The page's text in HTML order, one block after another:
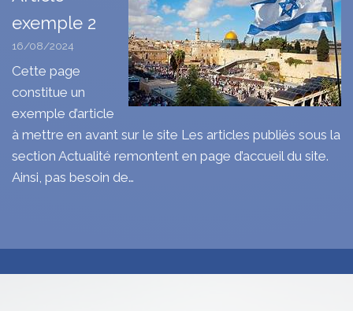
exemple 2
16/08/2024
Cette page
constitue un
exemple d’article
à mettre en avant sur le site Les articles publiés sous la
section Actualité remontent en page d’accueil du site.
Ainsi, pas besoin de…